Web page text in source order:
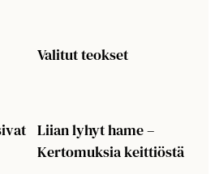
Valitut teokset
Liian lyhyt hame –
Kertomuksia keittiöstä